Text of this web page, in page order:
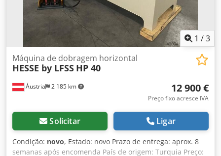
1 /3
Áustria 2 185 km
Máquina de dobragem horizontal
HESSE by LFSS HP 40
12 900 €
Preço fixo acresce IVA
Solicitar Ligar
Condição: novo, Estado: novo Prazo de entrega: aprox. 8
semanas após encomenda País de origem: Turquia Preço: